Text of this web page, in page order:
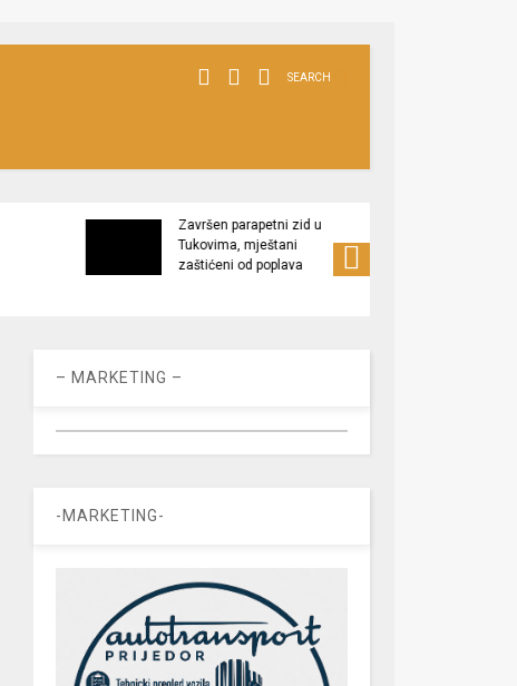
SEARCH
Završen parapetni zid u
Tukovima, mještani
zaštićeni od poplava
– MARKETING –
-MARKETING-